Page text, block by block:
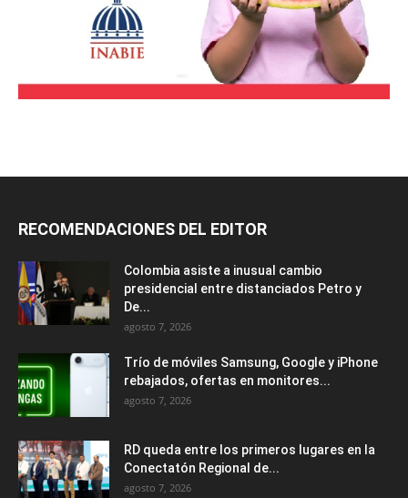
RECOMENDACIONES DEL EDITOR
Colombia asiste a inusual cambio
presidencial entre distanciados Petro y
De...
agosto 7, 2026
Trío de móviles Samsung, Google y iPhone
rebajados, ofertas en monitores...
agosto 7, 2026
RD queda entre los primeros lugares en la
Conectatón Regional de...
agosto 7, 2026